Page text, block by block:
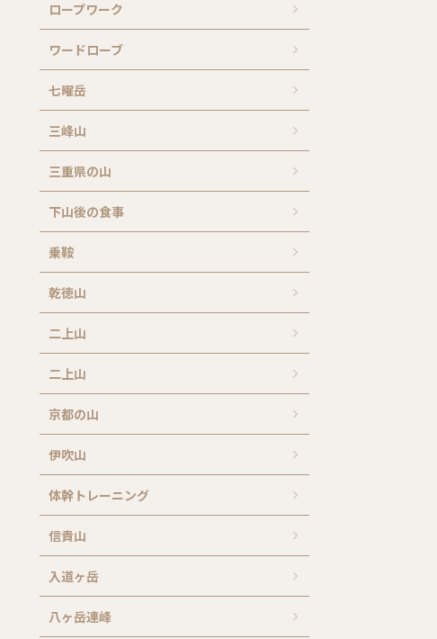
ロープワーク
ワードローブ
七曜岳
三峰山
三重県の山
下山後の食事
乗鞍
乾徳山
二上山
二上山
京都の山
伊吹山
体幹トレーニング
信貴山
入道ヶ岳
八ヶ岳連峰